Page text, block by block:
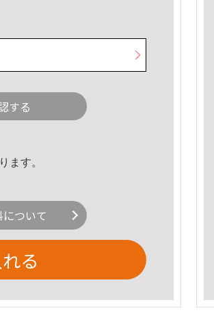
する
ます。
ついて
る